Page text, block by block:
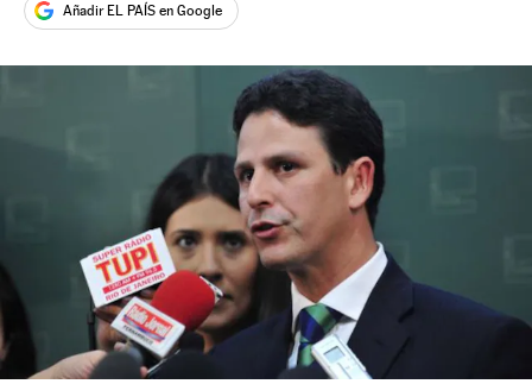
Añadir EL PAÍS en Google